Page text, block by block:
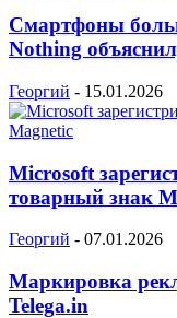
Смартфоны
Nothing
Георгий - 15.01.2026
Microsoft
товарный знак
Георгий - 07.01.2026
Маркировка
Telega.in